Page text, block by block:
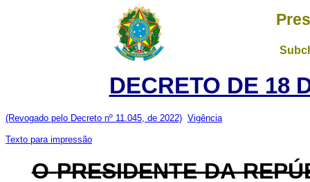
DECRETO DE 18
(Revogado pelo Decreto nº 11.045, de 2022) Vigência
Texto para impressão
O PRESIDENTE DA